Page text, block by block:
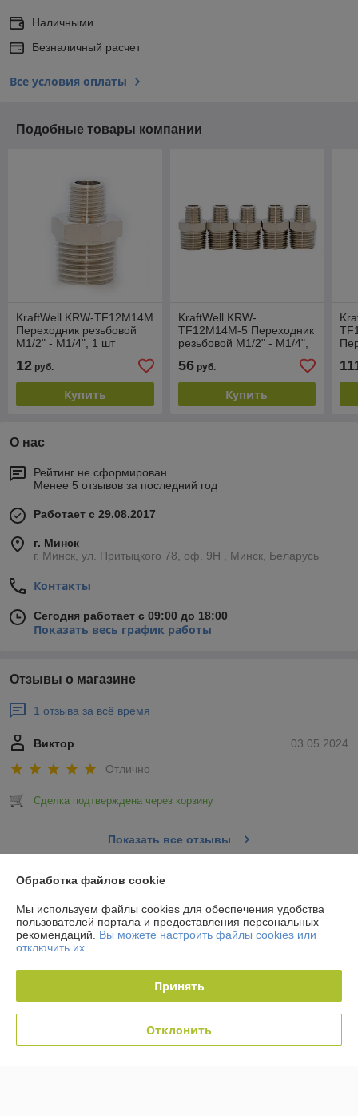
Наличными
Безналичный расчет
Все условия оплаты
Подобные товары компании
KraftWell KRW-TF12M14M
Переходник резьбовой
M1/2" - M1/4", 1 шт
12 руб.
Купить
KraftWell KRW-
TF12M14M-5 Переходник
резьбовой M1/2" - M1/4",
56руб.
Купить
О нас
Рейтинг не сформирован
Менее 5 отзывов за последний год
Работает с 29.08.2017
г. Минск
г. Минск, ул. Притыцкого 78, оф. 9Н , Минск, Беларусь
Контакты
Сегодня работает с 09:00 до 18:00
Показать весь график работы
Отзывы о магазине
1 отзыва за всё время
03.05.2024
Виктор
Отлично
Сделка подтверждена через корзину
Показать все отзывы
Контакты
Доставка и оплата
Полная версия сайта
Обработка файлов cookie
Мы используем файлы cookies для обеспечения удобства
пользователей портала и предоставления персональных
рекомендаций. Вы можете настроить файлы cookies или
отключить их.
Принять
Отклонить